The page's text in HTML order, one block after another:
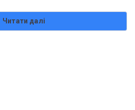
Читати далі